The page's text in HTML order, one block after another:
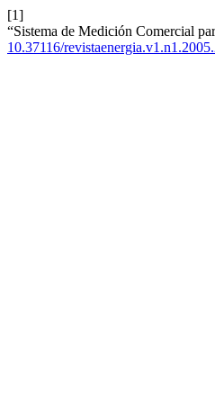
[1]
“Sistema de Medición Comercial
10.37116/